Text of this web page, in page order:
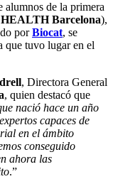
alumnos de la primera
Barcelona),
porBiocat, se
que tuvo lugar en el
, Directora General
, quien destacó que
nació hace un año
capaces de
en el ámbito
conseguido
ahora las
.”